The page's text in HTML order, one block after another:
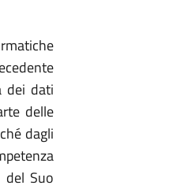
dei dati
delle
dagli
del Suo